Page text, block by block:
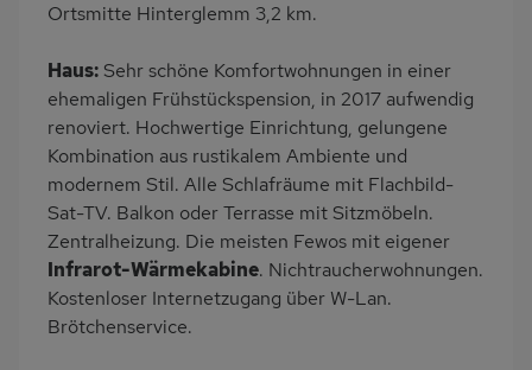
Geschirrspülmaschine
Kühlschrank
Ruhige Lage
Babybett
Spielzimmer
Nichtraucher
Haustiere/Hund
verboten
Wb/WC
Ortsmitte Hinterglemm 3,2 km.
Haus: Sehr schöne Komfortwohnungen in einer
ehemaligen Frühstückspension, in 2017 aufwendig
renoviert. Hochwertige Einrichtung, gelungene
Kombination aus rustikalem Ambiente und
modernem Stil. Alle Schlafräume mit Flachbild-
Sat-TV. Balkon oder Terrasse mit Sitzmöbeln.
Zentralheizung. Die meisten Fewos mit eigener
Infrarot-Wärmekabine. Nichtraucherwohnungen.
Kostenloser Internetzugang über W-Lan.
Brötchenservice.